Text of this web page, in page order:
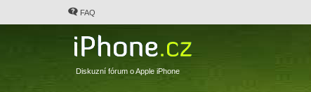
FAQ
Diskuzní fórum o Apple iPhone